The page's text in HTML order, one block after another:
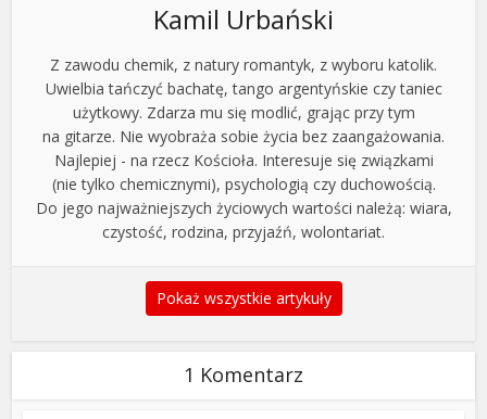
Kamil Urbański
Z zawodu chemik, z natury romantyk, z wyboru katolik.
Uwielbia tańczyć bachatę, tango argentyńskie czy taniec
użytkowy. Zdarza mu się modlić, grając przy tym
na gitarze. Nie wyobraża sobie życia bez zaangażowania.
Najlepiej - na rzecz Kościoła. Interesuje się związkami
(nie tylko chemicznymi), psychologią czy duchowością.
Do jego najważniejszych życiowych wartości należą: wiara,
czystość, rodzina, przyjaźń, wolontariat.
Pokaż wszystkie artykuły
1 Komentarz